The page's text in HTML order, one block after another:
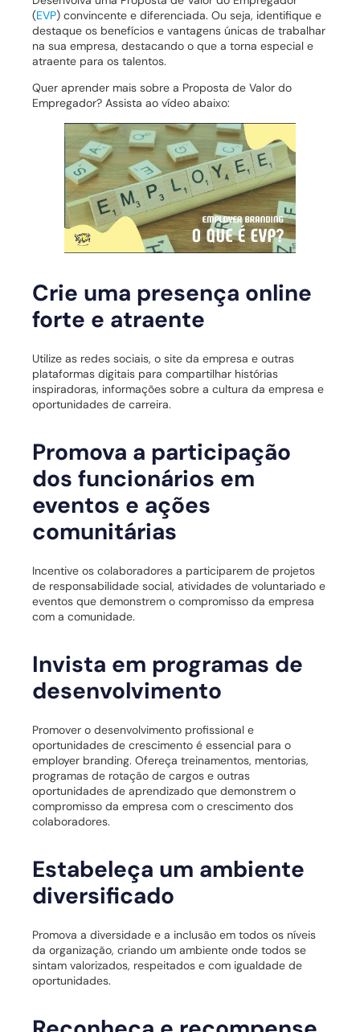
(EVP) convincente e diferenciada. Ou seja, identifique e
destaque os benefícios e vantagens únicas de trabalhar
na sua empresa, destacando o que a torna especial e
atraente para os talentos.
Quer aprender mais sobre a Proposta de Valor do
Empregador? Assista ao vídeo abaixo:
Crie uma presença online
forte e atraente
Utilize as redes sociais, o site da empresa e outras
plataformas digitais para compartilhar histórias
inspiradoras, informações sobre a cultura da empresa e
oportunidades de carreira.
Promova a participação
dos funcionários em
eventos e ações
comunitárias
Incentive os colaboradores a participarem de projetos
de responsabilidade social, atividades de voluntariado e
eventos que demonstrem o compromisso da empresa
com a comunidade.
Invista em programas de
desenvolvimento
Promover o desenvolvimento profissional e
oportunidades de crescimento é essencial para o
employer branding. Ofereça treinamentos, mentorias,
programas de rotação de cargos e outras
oportunidades de aprendizado que demonstrem o
compromisso da empresa com o crescimento dos
colaboradores.
Estabeleça um ambiente
diversificado
Promova a diversidade e a inclusão em todos os níveis
da organização, criando um ambiente onde todos se
sintam valorizados, respeitados e com igualdade de
oportunidades.